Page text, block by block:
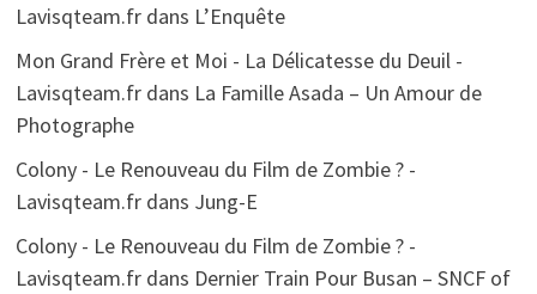
Lavisqteam.frdans L’Enquête
Mon Grand Frère et Moi - La Délicatesse du Deuil -
Lavisqteam.frdans La Famille Asada – Un Amour de
Photographe
Colony - Le Renouveau du Film de Zombie ? -
Lavisqteam.frdans Jung-E
Colony - Le Renouveau du Film de Zombie ? -
Lavisqteam.frdans Dernier Train Pour Busan – SNCF of